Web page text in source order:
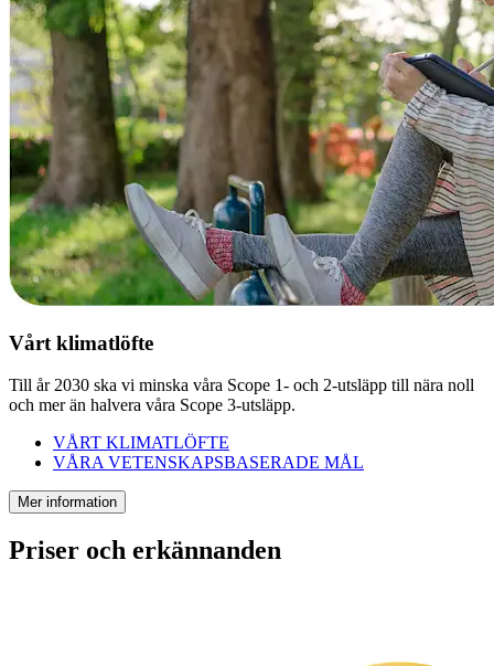
Vårt klimatlöfte
Till år 2030 ska vi minska våra Scope 1- och 2-utsläpp till nära noll
och mer än halvera våra Scope 3-utsläpp.
VÅRT KLIMATLÖFTE
VÅRA VETENSKAPSBASERADE MÅL
Mer information
Priser och erkännanden